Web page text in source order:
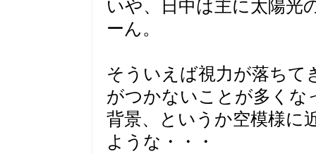
いや、日中は主に太陽光
ーん。
そういえば視力が落ちて
がつかないことが多くな
背景、というか空模様に
ような・・・